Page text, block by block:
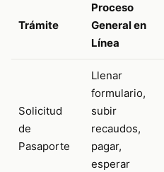
Trámite
Proceso
General en
Línea
Solicitud
de
Pasaporte
Llenar
formulario,
subir
recaudos,
pagar,
esperar